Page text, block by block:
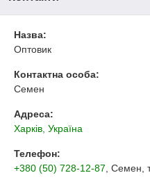
Назва:
Оптовик
Контактна особа:
Семен
Адреса:
Харків, Україна
Телефон:
+380 (50) 728-12-87 , Семен,